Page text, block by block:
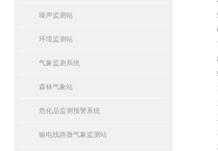
噪声监测站
环境监测站
气象监测系统
森林气象站
危化品监测预警系统
输电线路微气象监测站
5.
6.
7.
8.
9.
三
1
2